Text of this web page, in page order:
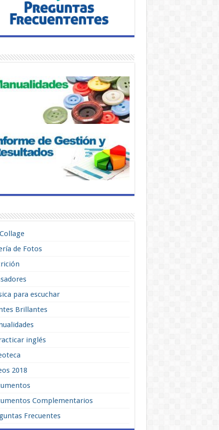
de Fotos
para escuchar
Brillantes
inglés
2018
Complementarios
Frecuentes